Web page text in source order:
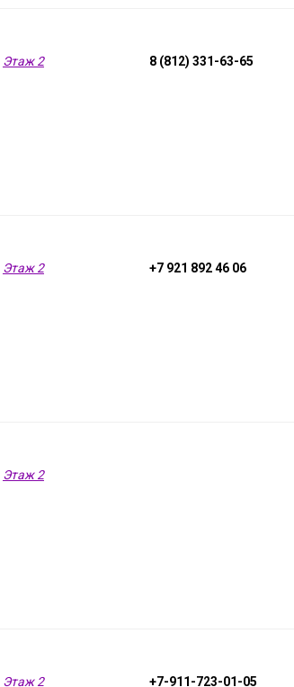
Этаж 2 8 (812) 331-63-65
Этаж 2 +7 921 892 46 06
Этаж 2
Этаж 2 +7-911-723-01-05